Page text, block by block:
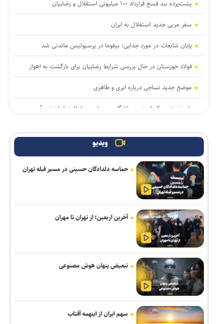
پشت‌پرده بند فسخ قرارداد ۱۰۰ میلیونی استقلال و رضاییان
سفر مربی جدید استقلال به ایران
پایان شایعات در مورد جدایی؛ بیفوما در پرسپولیس ماندنی شد
فولاد خوزستان در حال بررسی شرایط رضاییان برای بازگشت به اهواز
موضع جدید نساجی درباره ایری و طاهری
پاسخ منفی یک لزیونر به باشگاه پرسپولیس؛ فعلا به ایران نمی‌آیم
واگذاری امتیاز شناورسازی قشم به سازمان منطقه آزاد/ بازگشت اصولی
به مدیریت فوتبال
پیاتزا به تهران رسید/ ۱۴ بازیکن دیگر اضافه شدند
ضرورت نفوذ فناوری دانشگاهی در زنجیره ارزش و عبور از کشاورزی
سنتی/ ۸۵ درصد اراضی کشاورزی ایران خُرد اداره می‌شود
خرید جدید خیبر سر از ذوب‌آهن درآورد
حاج‌علی‌اکبری: تحرکات سازمان‌یافته‌ای برای ترویج برهنگی انجام
می‌شود
وال‌استریت ژورنال: ترامپ دستور تحقیق درباره افشای اطلاعات ذخایر
تسلیحاتی آمریکا را صادر کرد
نظرسنجی رویترز: آمریکایی‌ها نگران پیامد‌های جنگ با ایران و افزایش
ویدیو
حماسه دلدادگان حسینی در مسیر قبله تهران
آخرین اربعین؛ از تهران تا مهران
تبعیض پنهان هوش مصنوعی
سهم ایران از اینهمه آفتاب